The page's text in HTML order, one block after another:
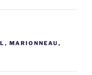
, MARIONNEAU ,